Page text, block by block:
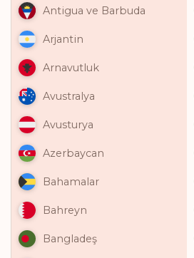
Antigua ve Barbuda
Arjantin
Arnavutluk
Avustralya
Avusturya
Azerbaycan
Bahamalar
Bahreyn
Bangladeş